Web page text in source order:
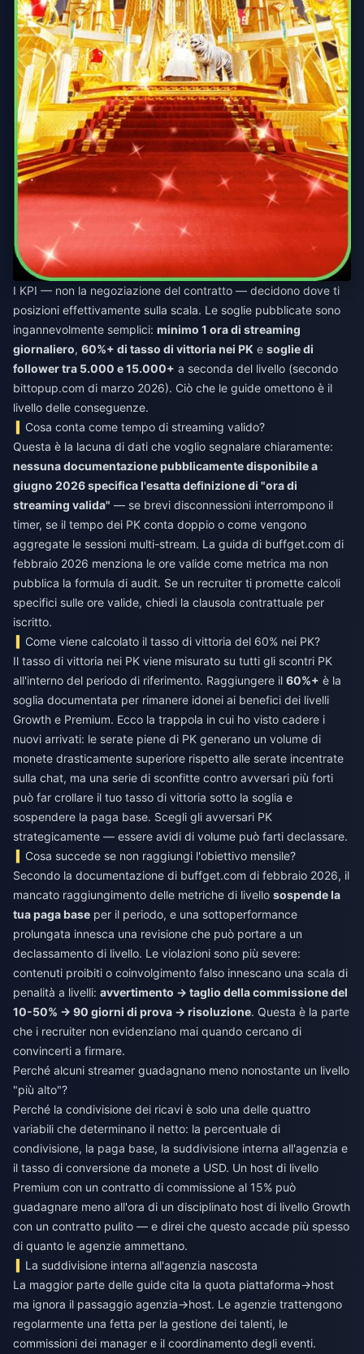
I KPI — non la negoziazione del contratto — decidono dove ti
posizioni effettivamente sulla scala. Le soglie pubblicate sono
ingannevolmente semplici: minimo 1 ora di streaming
giornaliero, 60%+ di tasso di vittoria nei PK e soglie di
follower tra 5.000 e 15.000+ a seconda del livello (secondo
bittopup.com di marzo 2026). Ciò che le guide omettono è il
livello delle conseguenze.
Cosa conta come tempo di streaming valido?
Questa è la lacuna di dati che voglio segnalare chiaramente:
nessuna documentazione pubblicamente disponibile a
giugno 2026 specifica l'esatta definizione di "ora di
streaming valida" — se brevi disconnessioni interrompono il
timer, se il tempo dei PK conta doppio o come vengono
aggregate le sessioni multi-stream. La guida di buffget.com di
febbraio 2026 menziona le ore valide come metrica ma non
pubblica la formula di audit. Se un recruiter ti promette calcoli
specifici sulle ore valide, chiedi la clausola contrattuale per
iscritto.
Come viene calcolato il tasso di vittoria del 60% nei PK?
Il tasso di vittoria nei PK viene misurato su tutti gli scontri PK
all'interno del periodo di riferimento. Raggiungere il 60%+ è la
soglia documentata per rimanere idonei ai benefici dei livelli
Growth e Premium. Ecco la trappola in cui ho visto cadere i
nuovi arrivati: le serate piene di PK generano un volume di
monete drasticamente superiore rispetto alle serate incentrate
sulla chat, ma una serie di sconfitte contro avversari più forti
può far crollare il tuo tasso di vittoria sotto la soglia e
sospendere la paga base. Scegli gli avversari PK
strategicamente — essere avidi di volume può farti declassare.
Cosa succede se non raggiungi l'obiettivo mensile?
Secondo la documentazione di buffget.com di febbraio 2026, il
mancato raggiungimento delle metriche di livello sospende la
tua paga base per il periodo, e una sottoperformance
prolungata innesca una revisione che può portare a un
declassamento di livello. Le violazioni sono più severe:
contenuti proibiti o coinvolgimento falso innescano una scala di
penalità a livelli: avvertimento → taglio della commissione del
10-50% → 90 giorni di prova → risoluzione. Questa è la parte
che i recruiter non evidenziano mai quando cercano di
convincerti a firmare.
Perché alcuni streamer guadagnano meno nonostante un livello
"più alto"?
Perché la condivisione dei ricavi è solo una delle quattro
variabili che determinano il netto: la percentuale di
condivisione, la paga base, la suddivisione interna all'agenzia e
il tasso di conversione da monete a USD. Un host di livello
Premium con un contratto di commissione al 15% può
guadagnare meno all'ora di un disciplinato host di livello Growth
con un contratto pulito — e direi che questo accade più spesso
di quanto le agenzie ammettano.
La suddivisione interna all'agenzia nascosta
La maggior parte delle guide cita la quota piattaforma→host
ma ignora il passaggio agenzia→host. Le agenzie trattengono
regolarmente una fetta per la gestione dei talenti, le
commissioni dei manager e il coordinamento degli eventi.